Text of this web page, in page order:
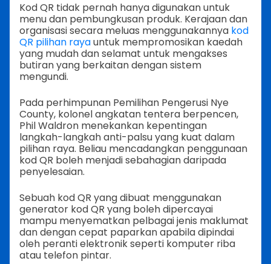
Kod QR tidak pernah hanya digunakan untuk
menu dan pembungkusan produk. Kerajaan dan
organisasi secara meluas menggunakannya kod
QR pilihan rayauntuk mempromosikan kaedah
yang mudah dan selamat untuk mengakses
butiran yang berkaitan dengan sistem
mengundi.
Pada perhimpunan Pemilihan Pengerusi Nye
County, kolonel angkatan tentera berpencen,
Phil Waldron menekankan kepentingan
langkah-langkah anti-palsu yang kuat dalam
pilihan raya. Beliau mencadangkan penggunaan
kod QR boleh menjadi sebahagian daripada
penyelesaian.
Sebuah kod QR yang dibuat menggunakan
generator kod QR yang boleh dipercayai
mampu menyematkan pelbagai jenis maklumat
dan dengan cepat paparkan apabila dipindai
oleh peranti elektronik seperti komputer riba
atau telefon pintar.